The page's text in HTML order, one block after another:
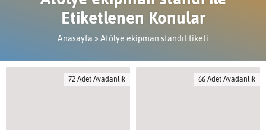
Etiketlenen Konular
Anasayfa » Atölye ekipman standıEtiketi
72 Adet Avadanlık 66 Adet Avadanlık